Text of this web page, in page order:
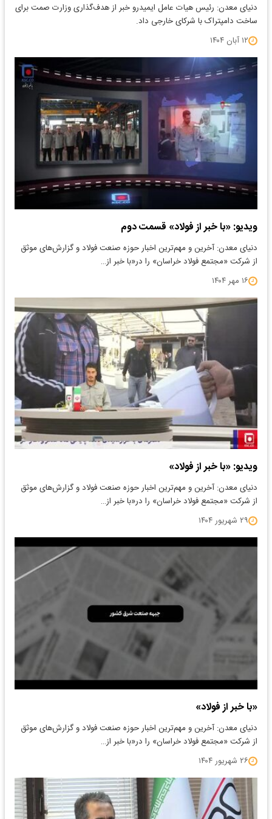
دنیای معدن: رئیس هیات عامل ایمیدرو خبر از هدف‌گذاری وزارت صمت برای
ساخت دامپتراک با شرکای خارجی داد.
۱۲ آبان ۱۴۰۴
ویدیو: «با خبر از فولاد» قسمت دوم
دنیای معدن: آخرین و مهم‌ترین اخبار حوزه صنعت فولاد و گزارش‌های موثق
از شرکت «مجتمع فولاد خراسان» را در«با خبر از…
۱۶ مهر ۱۴۰۴
ویدیو: «با خبر از فولاد»
دنیای معدن: آخرین و مهم‌ترین اخبار حوزه صنعت فولاد و گزارش‌های موثق
از شرکت «مجتمع فولاد خراسان» را در«با خبر از…
۲۹ شهریور ۱۴۰۴
«با خبر از فولاد»
دنیای معدن: آخرین و مهم‌ترین اخبار حوزه صنعت فولاد و گزارش‌های موثق
از شرکت «مجتمع فولاد خراسان» را در«با خبر از…
۲۶ شهریور ۱۴۰۴